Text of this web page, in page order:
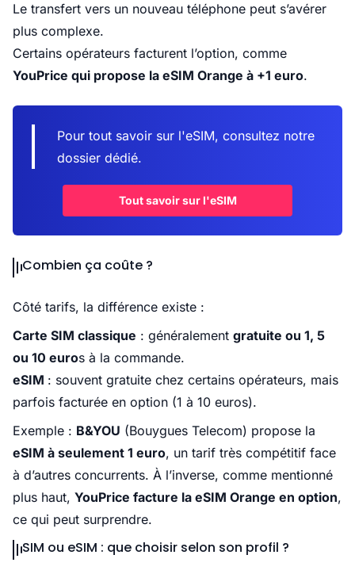
Le transfert vers un nouveau téléphone peut s’avérer
plus complexe.
Certains opérateurs facturent l’option, comme
YouPrice qui propose la eSIM Orange à +1 euro.
Pour tout savoir sur l'eSIM, consultez notre
dossier dédié.
Tout savoir sur l'eSIM
Combien ça coûte ?
Côté tarifs, la différence existe :
Carte SIM classique : généralement gratuite ou 1, 5
ou 10 euros à la commande.
eSIM : souvent gratuite chez certains opérateurs, mais
parfois facturée en option (1 à 10 euros).
Exemple : B&YOU (Bouygues Telecom) propose la
eSIM à seulement 1 euro, un tarif très compétitif face
à d’autres concurrents. À l’inverse, comme mentionné
plus haut, YouPrice facture la eSIM Orange en option,
ce qui peut surprendre.
SIM ou eSIM : que choisir selon son profil ?